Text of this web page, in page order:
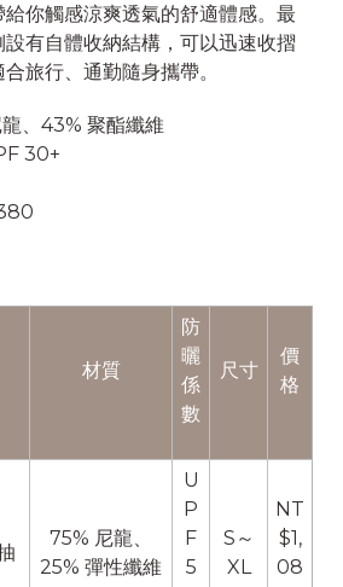
你觸感涼爽透氣的舒適體感。最
有自體收納結構，可以迅速收摺
旅行、通勤隨身攜帶。
龍、43% 聚酯纖維
30+
材質
防
曬
係
數
尺寸
價
格
75% 尼龍、
25% 彈性纖維
U
P
F
5
S～
XL
NT
$1,
08